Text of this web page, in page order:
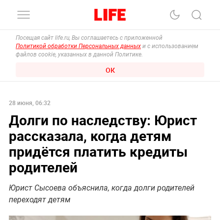
Посещая сайт life.ru, Вы соглашаетесь с приложенной
Политикой обработки Персональных данных и с использованием
файлов cookie, указанных в данной Политике.
ОК
28 июня, 06:32
Долги по наследству: Юрист
рассказала, когда детям
придётся платить кредиты
родителей
Юрист Сысоева объяснила, когда долги родителей
переходят детям